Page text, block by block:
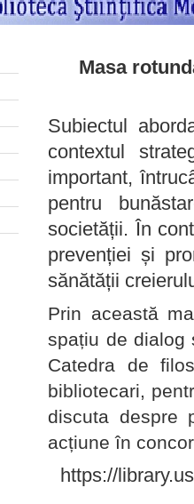
Masa
Subiectul
contextul
important,
pentru
societății. În
prevenției și
sănătății
Prin această
spațiu de dialog
Catedra de
bibliotecari,
discuta despre
acțiune în
https://